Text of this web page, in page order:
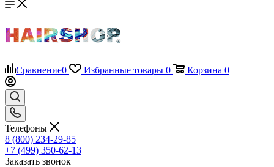
Сравнение0 Избранные товары 0 Корзина 0
Телефоны
8 (800) 234-29-85
+7 (499) 350-62-13
Заказать звонок